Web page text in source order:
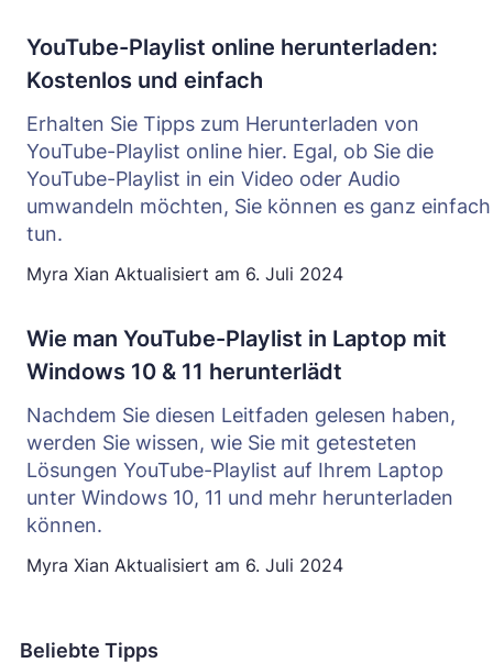
Beliebte Tipps
YouTube-Playlist online herunterladen:
Kostenlos und einfach
Erhalten Sie Tipps zum Herunterladen von
YouTube-Playlist online hier. Egal, ob Sie die
YouTube-Playlist in ein Video oder Audio
umwandeln möchten, Sie können es ganz einfach
tun.
Myra Xian Aktualisiert am 6. Juli 2024
Wie man YouTube-Playlist in Laptop mit
Windows 10 & 11 herunterlädt
Nachdem Sie diesen Leitfaden gelesen haben,
werden Sie wissen, wie Sie mit getesteten
Lösungen YouTube-Playlist auf Ihrem Laptop
unter Windows 10, 11 und mehr herunterladen
können.
Myra Xian Aktualisiert am 6. Juli 2024